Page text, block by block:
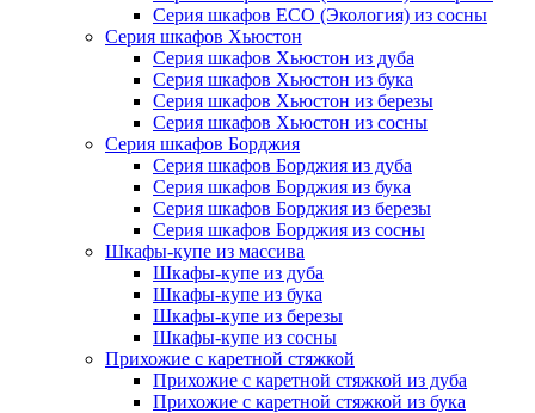
Серия шкафов ECO (Экология) из сосны
Серия шкафов Хьюстон
Серия шкафов Хьюстон из дуба
Серия шкафов Хьюстон из бука
Серия шкафов Хьюстон из березы
Серия шкафов Хьюстон из сосны
Серия шкафов Борджия
Серия шкафов Борджия из дуба
Серия шкафов Борджия из бука
Серия шкафов Борджия из березы
Серия шкафов Борджия из сосны
Шкафы-купе из массива
Шкафы-купе из дуба
Шкафы-купе из бука
Шкафы-купе из березы
Шкафы-купе из сосны
Прихожие с каретной стяжкой
Прихожие с каретной стяжкой из дуба
Прихожие с каретной стяжкой из бука